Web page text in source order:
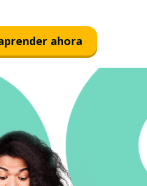
ahora